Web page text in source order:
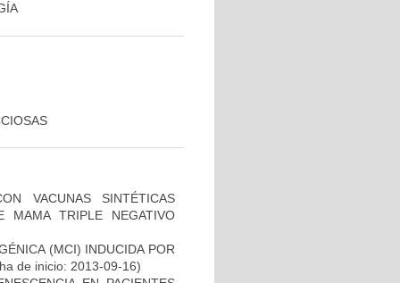
VACUNAS SINTÉTICAS
MAMA TRIPLE NEGATIVO
(MCI) INDUCIDA POR
de inicio: 2013-09-16)